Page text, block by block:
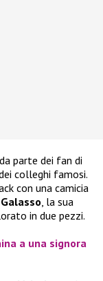
parte dei fan di
colleghi famosi.
con una camicia
, la sua
in due pezzi.
a una signora